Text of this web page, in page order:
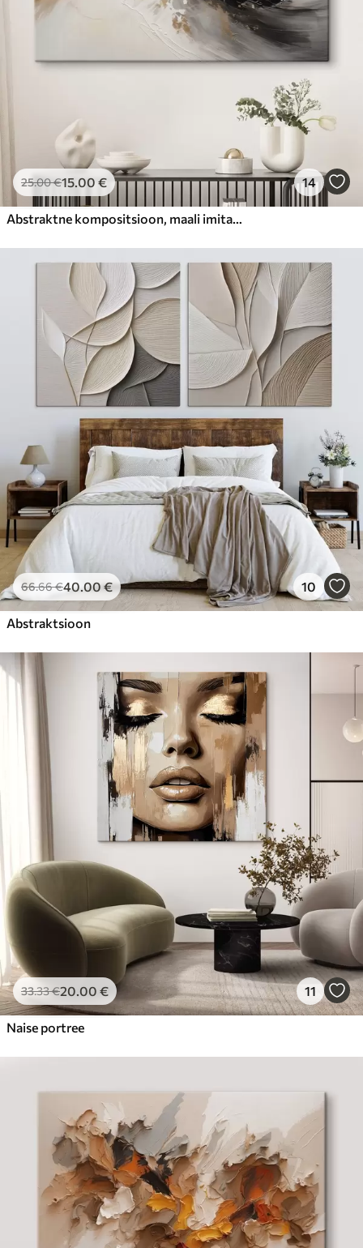
25.00€15 .00 € 14
66.66€40.00€ 10
Abstraktsioon
33.33€20 .00 € 11
Naise portree